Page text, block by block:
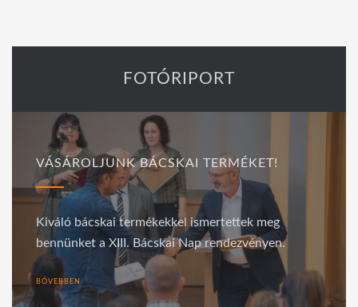
FOTÓRIPORT
VÁSÁROLJUNK BÁCSKAI TERMÉKET!
Kiváló bácskai termékekkel ismertettek meg
bennünket a XIII. Bácskai Nap rendezvényen.
BŐVEBBEN